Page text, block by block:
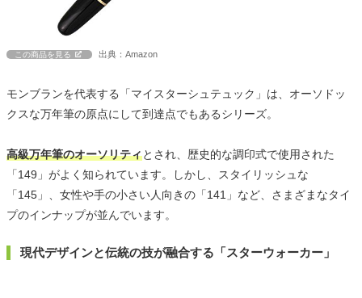
この商品を見る 出典：Amazon
モンブランを代表する「マイスターシュテュック」は、オーソドッ
クスな万年筆の原点にして到達点でもあるシリーズ。
高級万年筆のオーソリティとされ、歴史的な調印式で使用された
「149」がよく知られています。しかし、スタイリッシュな
「145」、女性や手の小さい人向きの「141」など、さまざまなタイ
プのインナップが並んでいます。
現代デザインと伝統の技が融合する「スターウォーカー」